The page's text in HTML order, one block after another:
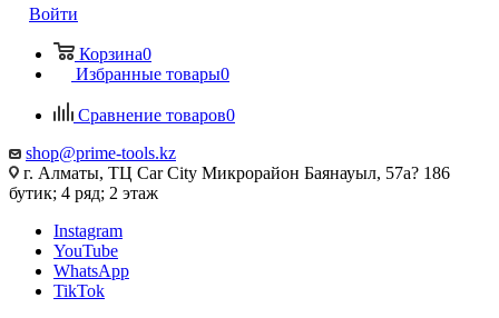
Войти
Корзина0
Избранные товары0
Сравнение товаров0
shop@prime-tools.kz
г. Алматы, ТЦ Car City​ ​Микрорайон Баянауыл, 57а? ​186
бутик; 4 ряд; 2 этаж
Instagram
YouTube
WhatsApp
TikTok